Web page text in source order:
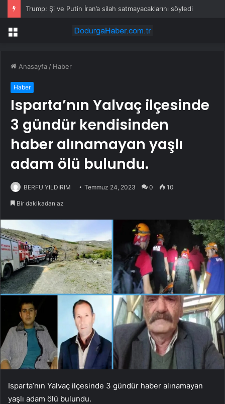
Trump: Şi ve Putin İran’a silah satmayacaklarını söyledi
Menü
Anasayfa / Haber
Haber
Isparta’nın Yalvaç ilçesinde
3 gündür kendisinden
haber alınamayan yaşlı
adam ölü bulundu.
BERFU YILDIRIM Temmuz 24, 2023 0 10
Bir dakikadan az
Isparta’nın Yalvaç ilçesinde 3 gündür haber alınamayan
yaşlı adam ölü bulundu.